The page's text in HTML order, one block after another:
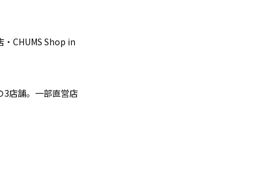
CHUMS Shop in
3店舗。一部直営店